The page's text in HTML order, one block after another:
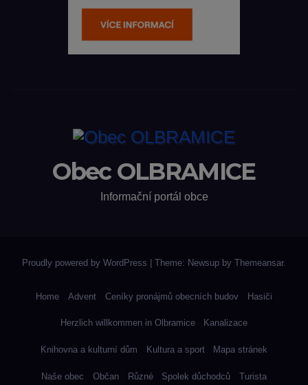
Obec OLBRAMICE
Informační portál obce
Proudly powered by WordPress Theme: Newsup by Themeansar.
Home Advent Ceníky pronájmů obecních budov Hasiči
Herzlich willkommen in Olbramice Kanalizace
Knihovna a kulturní dům Kultura a sport Mapa stránek
Naše obec Občan Různé Spolek důchodců Turista